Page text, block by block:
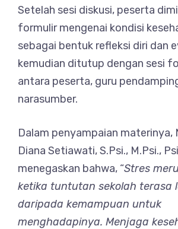
Setelah sesi diskusi, peserta
formulir mengenai kondisi
sebagai bentuk refleksi diri dan
kemudian ditutup dengan sesi
antara peserta, guru
narasumber.
Dalam penyampaian materinya,
Diana Setiawati, S.Psi., M.Psi.,
menegaskan bahwa, “Stres
ketika tuntutan sekolah terasa
daripada kemampuan untuk
menghadapinya. Menjaga